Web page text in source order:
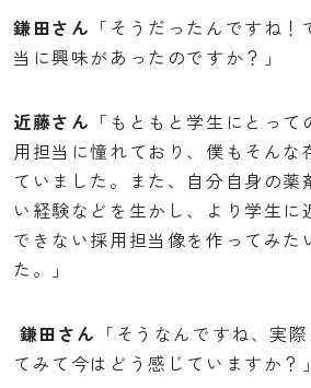
鎌田さん 「そうだったんですね
当に興味があったのですか？」
近藤さん 「もともと学生にとっ
用担当に憧れており、僕もそんな
ていました。また、自分自身の薬
い経験などを生かし、より学生に
できない採用担当像を作ってみた
た。」
鎌田さん 「そうなんですね、実
てみて今はどう感じていますか？」